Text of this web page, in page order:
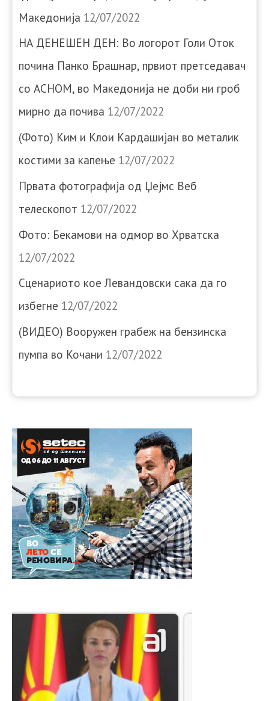
Македонија 12/07/2022
НА ДЕНЕШЕН ДЕН: Во логорот Голи Оток
почина Панко Брашнар, првиот претседавач
со АСНОМ, во Македонија не доби ни гроб
мирно да почива 12/07/2022
(Фото) Ким и Клои Кардашијан во металик
костими за капење 12/07/2022
Првата фотографија од Џејмс Веб
телескопот 12/07/2022
Фото: Бекамови на одмор во Хрватска
12/07/2022
Сценариото кое Левандовски сака да го
избегне 12/07/2022
(ВИДЕО) Вооружен грабеж на бензинска
пумпа во Кочани 12/07/2022